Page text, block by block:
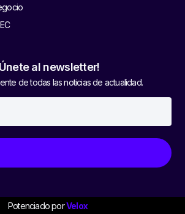
al newsletter!
de todas las noticias de actualidad.
Potenciado porVelox